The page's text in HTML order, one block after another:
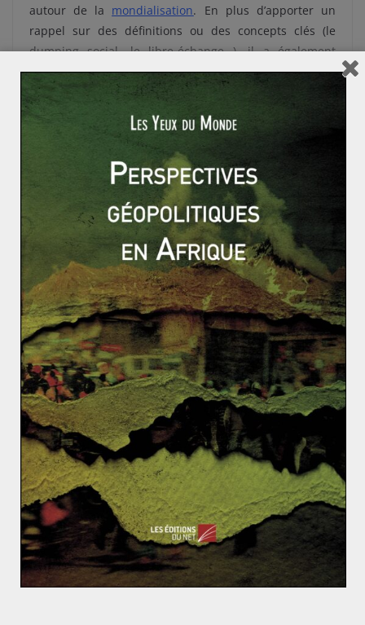
autour de la mondialisation. En plus d’apporter un
rappel sur des définitions ou des concepts clés (le
dumping social, le libre-échange…), il a également
l’avantage d’aborder des notions plus rares, des acteurs
méconnus mais qui ont leur pertinence. Il s’agit ainsi
d’un moyen de consolider ses acquis mais aussi
d’enrichir ses connaissances. Cela offre par exemple la
possibilité de fournir des
dissertation, et de se démarquer.
Informations :
La mondialisation en question – 1000 articles pour
comprendre
Sous la direction de Philippe Lemarchand
640 pages
Éditions Atlande
25 €
Le cyberespace géorgien pris pour cible : Tbilissi acc
use Moscou
Quelle soutenabilité pour la société moderne ? [1/4]
Chapitre I : Des conditions matérielles d’existence vu
lnérables